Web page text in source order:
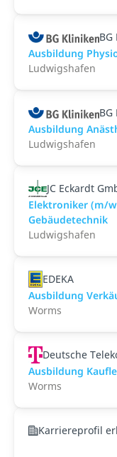
Ausbildung
Ludwigshafen
Ausbildung
Ludwigshafen
JC Eckardt
Elektroniker (m/
Gebäudetechnik
Ludwigshafen
EDEKA
Ausbildung
Worms
Deutsche
Ausbildung
Worms
Karriereprofil